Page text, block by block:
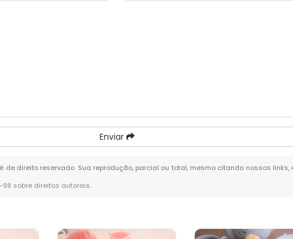
Enviar
de direito reservado. Sua reprodução, parcial ou total, mesmo citando nossos
98 sobre direitos autorais.